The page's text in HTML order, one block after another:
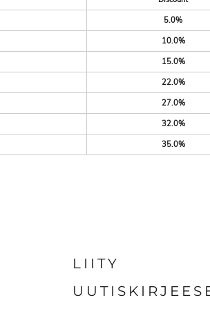
5.0%
10.0%
15.0%
22.0%
27.0%
32.0%
35.0%
LIITY